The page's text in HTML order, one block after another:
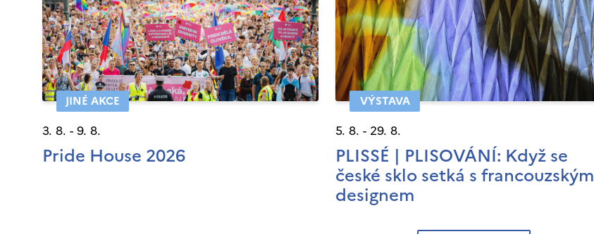
JINÉ AKCE
3. 8. - 9. 8.
Pride House 2026
VÝSTAVA
5. 8. - 29. 8.
PLISSÉ | PLISOVÁNÍ: Když se
české sklo setká s francouzským
designem